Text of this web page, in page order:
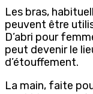
Les bras,
peuvent être
D’abri pour
peut devenir le
d’étouffement.
La main, faite